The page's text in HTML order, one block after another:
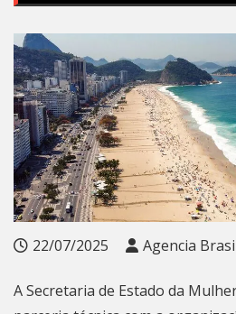
22/07/2025 Agencia
A Secretaria de Estado da